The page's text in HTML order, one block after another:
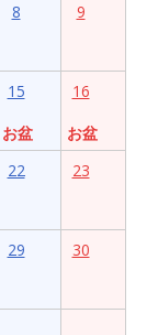
8 9
15
お盆
16
お盆
22 23
29 30